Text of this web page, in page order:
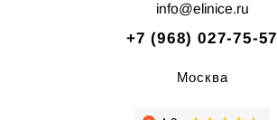
info@elinice.ru
+7 (968) 027-75-57
Москва